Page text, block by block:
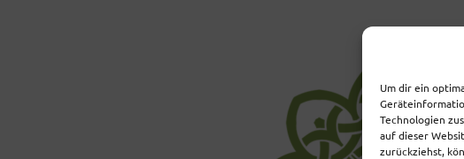
Um dir ein
Technologien
auf dieser
zurückziehst,